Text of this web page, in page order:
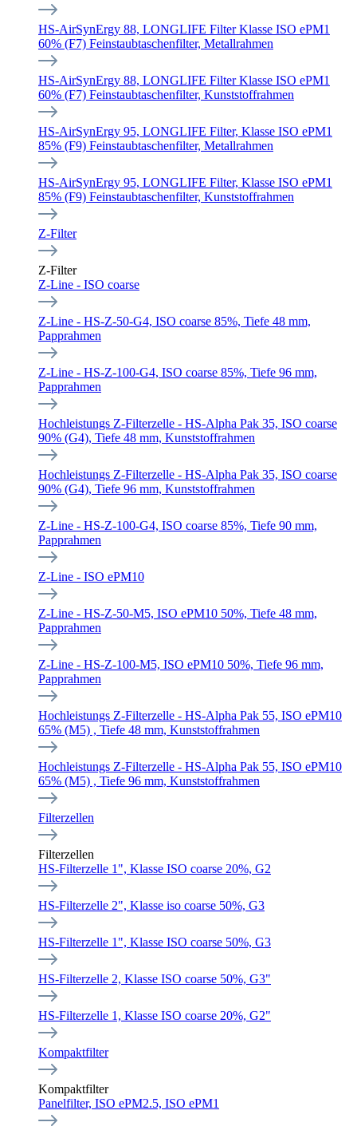
HS-AirSynErgy 88, LONGLIFE Filter Klasse ISO ePM1
60% (F7) Feinstaubtaschenfilter, Metallrahmen
HS-AirSynErgy 88, LONGLIFE Filter Klasse ISO ePM1
60% (F7) Feinstaubtaschenfilter, Kunststoffrahmen
HS-AirSynErgy 95, LONGLIFE Filter, Klasse ISO ePM1
85% (F9) Feinstaubtaschenfilter, Metallrahmen
HS-AirSynErgy 95, LONGLIFE Filter, Klasse ISO ePM1
85% (F9) Feinstaubtaschenfilter, Kunststoffrahmen
Z-Filter
Z-Filter
Z-Line - ISO coarse
Z-Line - HS-Z-50-G4, ISO coarse 85%, Tiefe 48 mm,
Papprahmen
Z-Line - HS-Z-100-G4, ISO coarse 85%, Tiefe 96 mm,
Papprahmen
Hochleistungs Z-Filterzelle - HS-Alpha Pak 35, ISO coarse
90% (G4), Tiefe 48 mm, Kunststoffrahmen
Hochleistungs Z-Filterzelle - HS-Alpha Pak 35, ISO coarse
90% (G4), Tiefe 96 mm, Kunststoffrahmen
Z-Line - HS-Z-100-G4, ISO coarse 85%, Tiefe 90 mm,
Papprahmen
Z-Line - ISO ePM10
Z-Line - HS-Z-50-M5, ISO ePM10 50%, Tiefe 48 mm,
Papprahmen
Z-Line - HS-Z-100-M5, ISO ePM10 50%, Tiefe 96 mm,
Papprahmen
Hochleistungs Z-Filterzelle - HS-Alpha Pak 55, ISO ePM10
65% (M5) , Tiefe 48 mm, Kunststoffrahmen
Hochleistungs Z-Filterzelle - HS-Alpha Pak 55, ISO ePM10
65% (M5) , Tiefe 96 mm, Kunststoffrahmen
Filterzellen
Filterzellen
HS-Filterzelle 1", Klasse ISO coarse 20%, G2
HS-Filterzelle 2", Klasse iso coarse 50%, G3
HS-Filterzelle 1", Klasse ISO coarse 50%, G3
HS-Filterzelle 2, Klasse ISO coarse 50%, G3"
HS-Filterzelle 1, Klasse ISO coarse 20%, G2"
Kompaktfilter
Kompaktfilter
Panelfilter, ISO ePM2.5, ISO ePM1